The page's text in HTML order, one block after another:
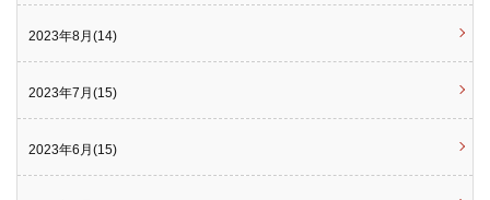
2023年8月(14)
2023年7月(15)
2023年6月(15)